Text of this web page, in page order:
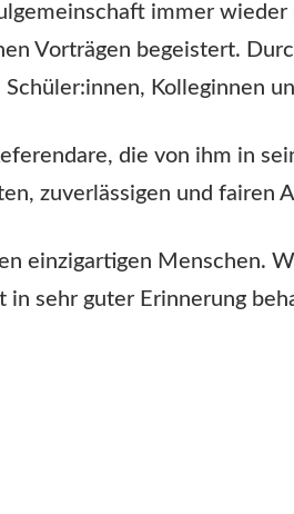
immer
Vorträgen begeistert.
Kolleginnen
die von ihm in
zuverlässigen und fairen
einzigartigen Menschen.
sehr guter Erinnerung